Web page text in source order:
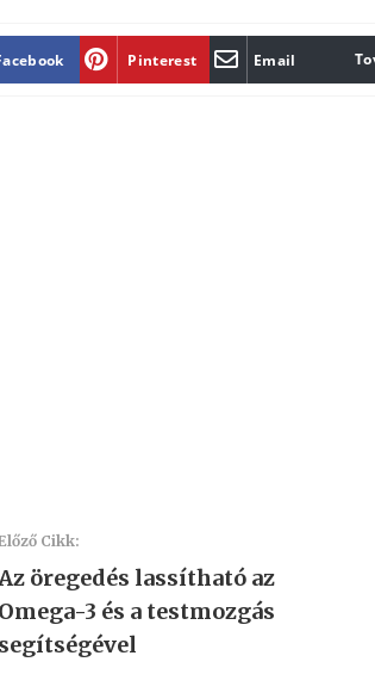
Pinterest Email
Cikk:
öregedés lassítható az
Omega-3 és a testmozgás
segítségével